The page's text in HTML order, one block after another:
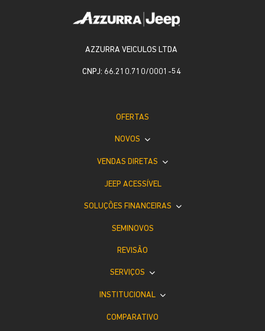
AZZURRA VEICULOS LTDA
CNPJ: 66.210.710/0001-54
OFERTAS
NOVOS
VENDAS DIRETAS
JEEP ACESSÍVEL
SOLUÇÕES FINANCEIRAS
SEMINOVOS
REVISÃO
SERVIÇOS
INSTITUCIONAL
COMPARATIVO